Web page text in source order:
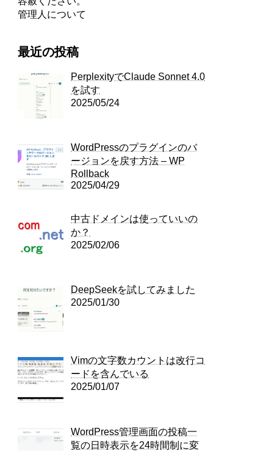
管理人について
最近の投稿
PerplexityでClaude Sonnet 4.0
を試す
2025/05/24
WordPressのプラグインのバ
ージョンを戻す方法 – WP
Rollback
2025/04/29
中古ドメインは使っていいの
か？
2025/02/06
DeepSeekを試してみました
2025/01/30
Vimの文字数カウントは改行コ
ードを含んでいる
2025/01/07
WordPress管理画面の投稿一
覧の日時表示を24時間制に変